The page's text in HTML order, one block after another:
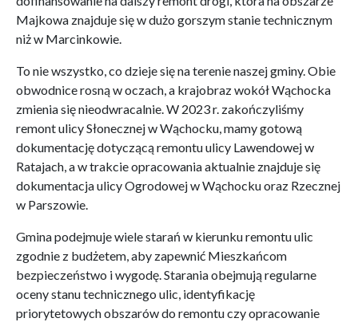
Majkowa znajduje się w dużo gorszym stanie technicznym
niż w Marcinkowie.
To nie wszystko, co dzieje się na terenie naszej gminy. Obie
obwodnice rosną w oczach, a krajobraz wokół Wąchocka
zmienia się nieodwracalnie. W 2023 r. zakończyliśmy
remont ulicy Słonecznej w Wąchocku, mamy gotową
dokumentację dotyczącą remontu ulicy Lawendowej w
Ratajach, a w trakcie opracowania aktualnie znajduje się
dokumentacja ulicy Ogrodowej w Wąchocku oraz Rzecznej
w Parszowie.
Gmina podejmuje wiele starań w kierunku remontu ulic
zgodnie z budżetem, aby zapewnić Mieszkańcom
bezpieczeństwo i wygodę. Starania obejmują regularne
oceny stanu technicznego ulic, identyfikację
priorytetowych obszarów do remontu czy opracowanie